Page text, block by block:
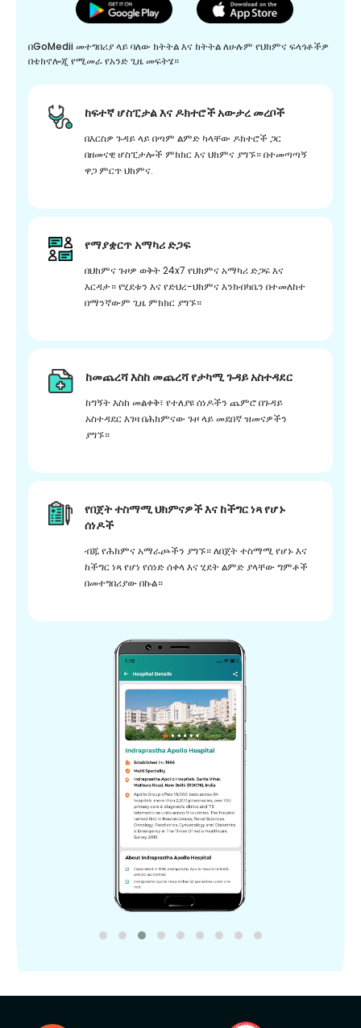
በGoMedii መተግበሪያ ላይ ባለው ክትትል እና ክትትል ለሁሉም የህክምና ፍላጎቶችዎ
በቴክኖሎጂ የሚመራ የአንድ ጊዜ መፍትሄ።
ከፍተኛ ሆስፒታል እና ዶክተሮች አውታረ መረቦች
በእርስዎ ጉዳይ ላይ በጣም ልምድ ካላቸው ዶክተሮች ጋር
በዘመናዊ ሆስፒታሎች ምክክር እና ህክምና ያግኙ። በተመጣጣኝ
ዋጋ ምርጥ ህክምና.
የማያቋርጥ አማካሪ ድጋፍ
በህክምና ጉዞዎ ወቅት 24x7 የህክምና አማካሪ ድጋፍ እና
እርዳታ። የሂደቱን እና የድህረ-ህክምና እንክብካቤን በተመለከተ
በማንኛውም ጊዜ ምክክር ያግኙ።
ከመጨረሻ እስከ መጨረሻ የታካሚ ጉዳይ አስተዳደር
ከግኝት እስከ መልቀቅ፣ የተለያዩ ሰነዶችን ጨምሮ በጉዳይ
አስተዳደር እገዛ በሕክምናው ጉዞ ላይ መደበኛ ዝመናዎችን
ያግኙ።
የበጀት ተስማሚ ህክምናዎች እና ከችግር ነጻ የሆኑ
ሰነዶች
ብጁ የሕክምና አማራጮችን ያግኙ። ለበጀት ተስማሚ የሆኑ እና
ከችግር ነጻ የሆነ የሰነድ ሰቀላ እና ሂደት ልምድ ያላቸው ግምቶች
በመተግበሪያው በኩል።